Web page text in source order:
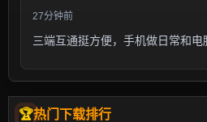
27分钟前
三端互通挺方便，手机做日常和电
热门下载排行